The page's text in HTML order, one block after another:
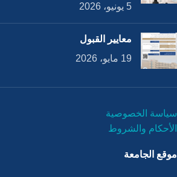
5 يونيو، 2026
معايير القبول
19 مايو، 2026
سياسة الخصوصية
الأحكام والشروط
موقع الجامعة